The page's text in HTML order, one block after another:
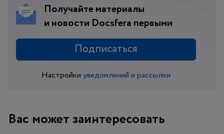
Получайте материалы
и новости Docsfera первыми
Настройки уведомлений и рассылки
Подписаться
Вас может заинтересовать